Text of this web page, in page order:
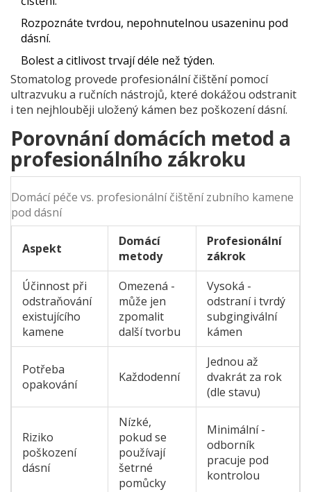
Rozpoznáte tvrdou, nepohnutelnou usazeninu pod
dásní.
Bolest a citlivost trvají déle než týden.
Stomatolog provede profesionální čištěnípomocí
ultrazvuku a ručních nástrojů, které dokážou odstranit
i ten nejhlouběji uložený kámen bez poškození dásní.
Porovnání domácích metod a
profesionálního zákroku
Domácí péče vs. profesionální čištění zubního kamene
pod dásní
Aspekt
Domácí
metody
Profesionální
zákrok
Účinnost při
odstraňování
existujícího
kamene
Omezená -
může jen
zpomalit
další tvorbu
Vysoká -
odstraní i tvrdý
subgingivální
kámen
Potřeba
opakování
Každodenní
Jednou až
dvakrát za rok
(dle stavu)
Riziko
poškození
dásní
Nízké,
pokud se
používají
šetrné
pomůcky
Minimální -
odborník
pracuje pod
kontrolou